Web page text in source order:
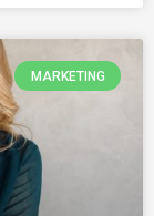
MARKETING